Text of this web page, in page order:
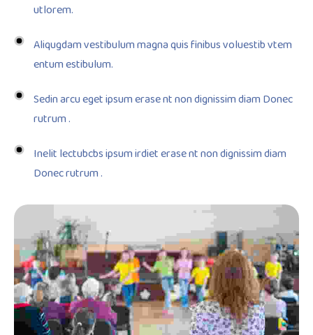
utlorem.
Aliqugdam vestibulum magna quis finibus voluestib vtem
entum estibulum.
Sedin arcu eget ipsum erase nt non dignissim diam Donec
rutrum .
Inelit lectubcbs ipsum irdiet erase nt non dignissim diam
Donec rutrum .